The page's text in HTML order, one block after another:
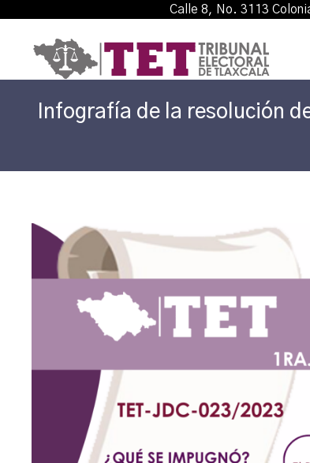
Calle 8, No. 3113
Infografía de la resolución